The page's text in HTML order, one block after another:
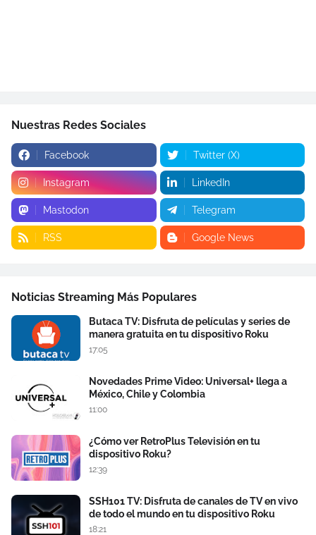
Nuestras Redes Sociales
Facebook Twitter (X)
Instagram LinkedIn
Mastodon Telegram
RSS Google News
Noticias Streaming Más Populares
Butaca TV: Disfruta de películas y series de
manera gratuita en tu dispositivo Roku
17:05
Novedades Prime Video: Universal+ llega a
México, Chile y Colombia
11:00
¿Cómo ver RetroPlus Televisión en tu
dispositivo Roku?
12:39
SSH101 TV: Disfruta de canales de TV en vivo
de todo el mundo en tu dispositivo Roku
18:21